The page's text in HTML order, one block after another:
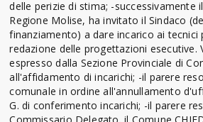
delle perizie di stima; -successivamente
Regione Molise, ha invitato il Sindaco
finanziamento) a dare incarico ai tecnici
redazione delle progettazioni esecutive.
espresso dalla Sezione Provinciale di
all'affidamento di incarichi; -il parere
comunale in ordine all'annullamento
G. di conferimento incarichi; -il parere
Commissario Delegato. il Comune